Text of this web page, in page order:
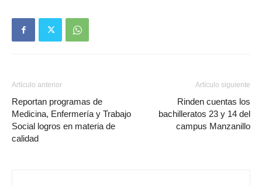
Artículo anterior
Reportan programas de
Medicina, Enfermería y Trabajo
Social logros en materia de
calidad
Artículo siguiente
Rinden cuentas los
bachilleratos 23 y 14 del
campus Manzanillo